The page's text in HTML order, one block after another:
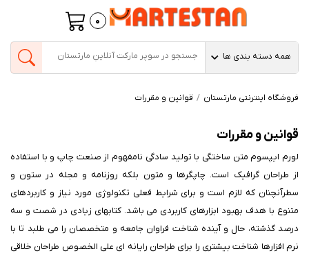
0
همه دسته بندی ها
فروشگاه اینترنتی مارتستان قوانین و مقررات
قوانین و مقررات
لورم ایپسوم متن ساختگی با تولید سادگی نامفهوم از صنعت چاپ و با استفاده
از طراحان گرافیک است. چاپگرها و متون بلکه روزنامه و مجله در ستون و
سطرآنچنان که لازم است و برای شرایط فعلی تکنولوژی مورد نیاز و کاربردهای
متنوع با هدف بهبود ابزارهای کاربردی می باشد. کتابهای زیادی در شصت و سه
درصد گذشته، حال و آینده شناخت فراوان جامعه و متخصصان را می طلبد تا با
نرم افزارها شناخت بیشتری را برای طراحان رایانه ای علی الخصوص طراحان خلاقی